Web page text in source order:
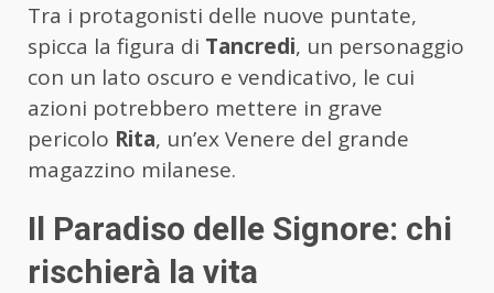
Tra i protagonisti delle nuove puntate,
spicca la figura di Tancredi, un personaggio
con un lato oscuro e vendicativo, le cui
azioni potrebbero mettere in grave
pericolo Rita, un’ex Venere del grande
magazzino milanese.
Il Paradiso delle Signore: chi
rischierà la vita